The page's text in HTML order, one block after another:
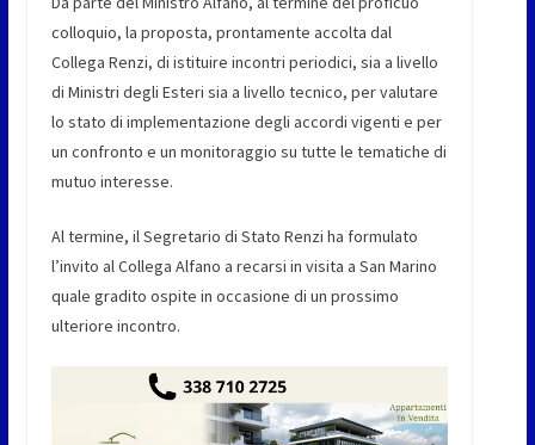
colloquio, la proposta, prontamente accolta dal
Collega Renzi, di istituire incontri periodici, sia a livello
di Ministri degli Esteri sia a livello tecnico, per valutare
lo stato di implementazione degli accordi vigenti e per
un confronto e un monitoraggio su tutte le tematiche di
mutuo interesse.
Al termine, il Segretario di Stato Renzi ha formulato
l’invito al Collega Alfano a recarsi in visita a San Marino
quale gradito ospite in occasione di un prossimo
ulteriore incontro.